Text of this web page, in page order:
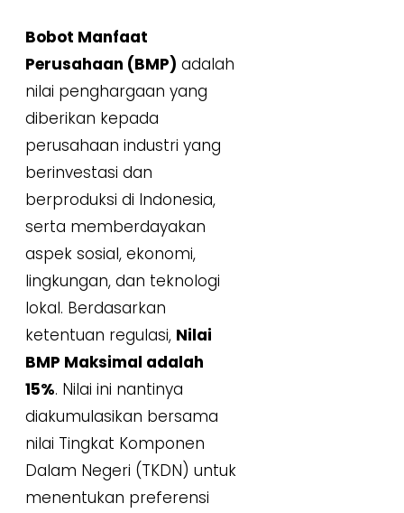
Bobot Manfaat
Perusahaan (BMP) adalah
nilai penghargaan yang
diberikan kepada
perusahaan industri yang
berinvestasi dan
berproduksi di Indonesia,
serta memberdayakan
aspek sosial, ekonomi,
lingkungan, dan teknologi
lokal. Berdasarkan
ketentuan regulasi, Nilai
BMP Maksimal adalah
15%. Nilai ini nantinya
diakumulasikan bersama
nilai Tingkat Komponen
Dalam Negeri (TKDN) untuk
menentukan preferensi